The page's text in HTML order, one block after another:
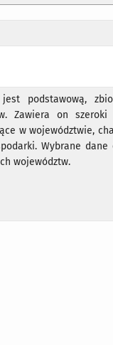
jest podstawową,
Zawiera on szeroki
w województwie,
Wybrane dane
województw.